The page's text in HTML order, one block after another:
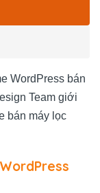
WordPress bán
Team giới
bán máy lọc